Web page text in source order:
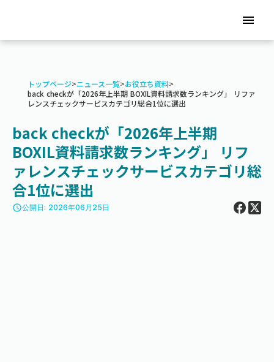
menu
トップページ>ニュース一覧>お役立ち資料>
back checkが「2026年上半期 BOXIL資料請求数ランキング」 リファ
レンスチェックサービスカテゴリ総合1位に選出
back checkが「2026年上半期
BOXIL資料請求数ランキング」 リフ
ァレンスチェックサービスカテゴリ総
合1位に選出
access_time公開日: 2026年06月25日